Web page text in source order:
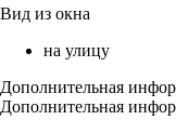
Вид из окна
на улицу
Дополнительная
Дополнительная